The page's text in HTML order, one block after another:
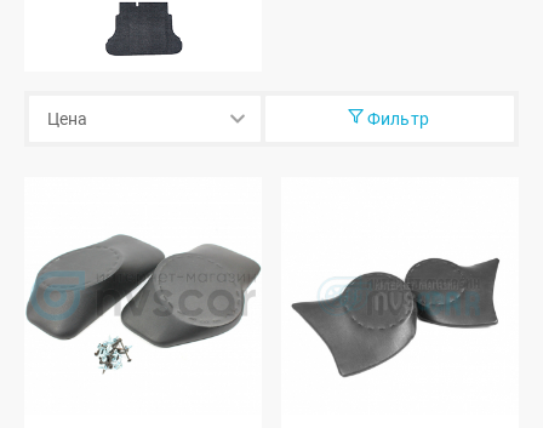
Фильтр